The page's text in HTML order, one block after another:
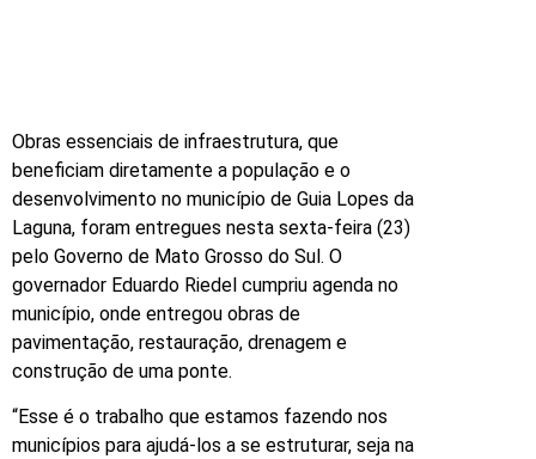
Obras essenciais de infraestrutura, que
beneficiam diretamente a população e o
desenvolvimento no município de Guia Lopes da
Laguna, foram entregues nesta sexta-feira (23)
pelo Governo de Mato Grosso do Sul. O
governador Eduardo Riedel cumpriu agenda no
município, onde entregou obras de
pavimentação, restauração, drenagem e
construção de uma ponte.
“Esse é o trabalho que estamos fazendo nos
municípios para ajudá-los a se estruturar, seja na